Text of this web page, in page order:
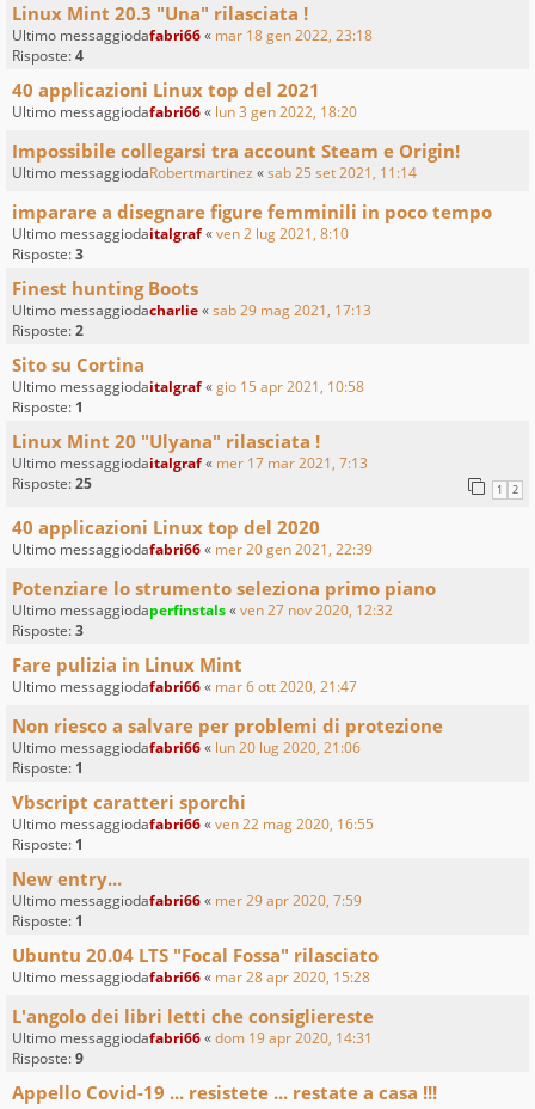
Linux Mint 20.3 "Una" rilasciata !
Ultimo messaggiodafabri66« mar 18 gen 2022, 23:18
Risposte:4
40 applicazioni Linux top del 2021
Ultimo messaggiodafabri66« lun 3 gen 2022, 18:20
Impossibile collegarsi tra account Steam e Origin!
Ultimo messaggiodaRobertmartinez «sab 25 set 2021, 11:14
imparare a disegnare figure femminili in poco tempo
Ultimo messaggiodaitalgraf«ven 2 lug 2021, 8:10
Risposte:3
Finest hunting Boots
Ultimo messaggiodacharlie«sab 29 mag 2021, 17:13
Risposte:2
Sito su Cortina
Ultimo messaggiodaitalgraf«gio 15 apr 2021, 10:58
Risposte: 1
Linux Mint 20 "Ulyana" rilasciata !
Ultimo messaggiodaitalgraf« mer 17 mar 2021, 7:13
Risposte:25 1 2
40 applicazioni Linux top del 2020
Ultimo messaggiodafabri66« mer 20 gen 2021, 22:39
Potenziare lo strumento seleziona primo piano
Ultimo messaggiodaperfinstals«ven 27 nov 2020, 12:32
Risposte:3
Fare pulizia in Linux Mint
Ultimo messaggiodafabri66« mar 6 ott 2020, 21:47
Non riesco a salvare per problemi di protezione
Ultimo messaggiodafabri66« lun 20 lug 2020, 21:06
Risposte: 1
Vbscript caratteri sporchi
Ultimo messaggiodafabri66«ven 22 mag 2020, 16:55
Risposte: 1
New entry...
Ultimo messaggiodafabri66« mer 29 apr 2020, 7:59
Risposte: 1
Ubuntu 20.04 LTS "Focal Fossa" rilasciato
Ultimo messaggiodafabri66« mar 28 apr 2020, 15:28
L'angolo dei libri letti che consigliereste
Ultimo messaggiodafabri66«dom 19 apr 2020, 14:31
Risposte:9
Appello Covid-19 ... resistete ... restate a casa !!!